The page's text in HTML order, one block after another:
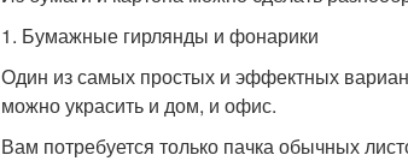
1. Бумажные гирлянды и фонарики
Один из самых простых и эффектных
можно украсить и дом, и офис.
Вам потребуется только пачка обычных